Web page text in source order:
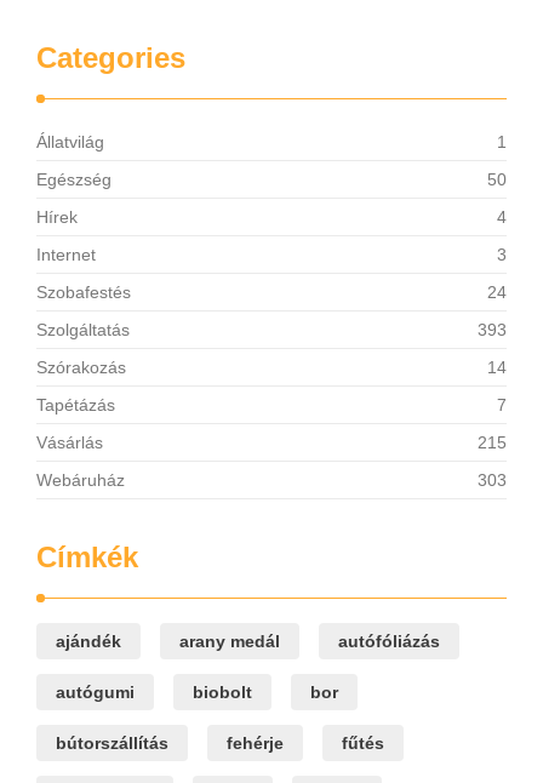
Categories
Állatvilág
1
Egészség
50
Hírek
4
Internet
3
Szobafestés
24
Szolgáltatás
393
Szórakozás
14
Tapétázás
7
Vásárlás
215
Webáruház
303
Címkék
ajándék arany medál autófóliázás
autógumi biobolt bor
bútorszállítás fehérje fűtés